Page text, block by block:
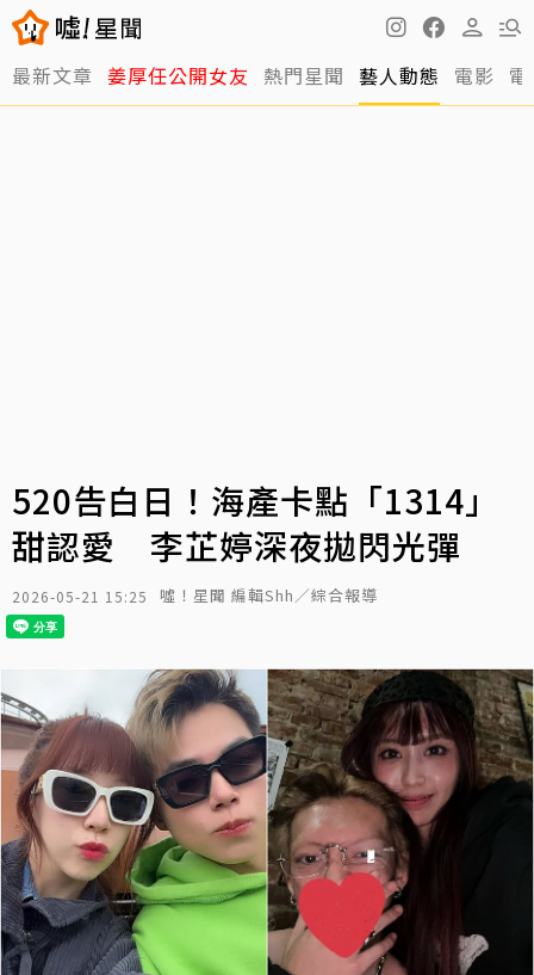
最新文章 姜厚任公開女友 熱門星聞 藝人動態 電影
520告白日！海產卡點「1314」
甜認愛 李芷婷深夜拋閃光彈
2026-05-21 15:25 噓！星聞 編輯Shh／綜合報導